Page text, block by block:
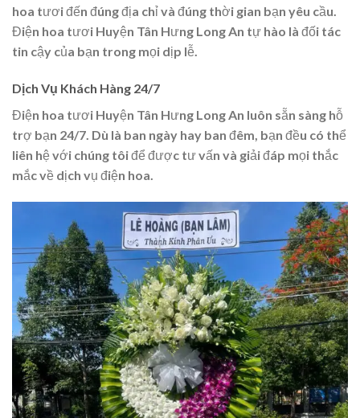
hoa tươi đến đúng địa chỉ và đúng thời gian bạn yêu cầu.
Điện hoa tươi Huyện Tân Hưng Long An tự hào là đối tác
tin cậy của bạn trong mọi dịp lễ.
Dịch Vụ Khách Hàng 24/7
Điện hoa tươi Huyện Tân Hưng Long An luôn sẵn sàng hỗ
trợ bạn 24/7. Dù là ban ngày hay ban đêm, bạn đều có thể
liên hệ với chúng tôi để được tư vấn và giải đáp mọi thắc
mắc về dịch vụ điện hoa.